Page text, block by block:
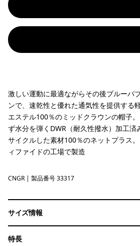
激しい運動に最適ながらその後ブルーパ
ンで、速乾性と優れた通気性を提供する
エステル100％のミッドクラウンの帽子
ず水分を弾くDWR（耐久性撥水）加工済
サイクルした素材100％のネットプラス
ィファイドの工場で製造
Canopy Green
CNGR | 製品番号 33317
サイズ情報
特長